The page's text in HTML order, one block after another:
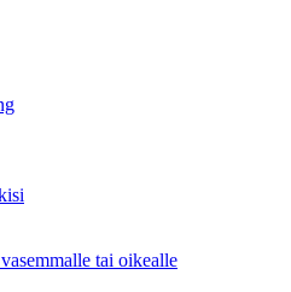
tai oikealle